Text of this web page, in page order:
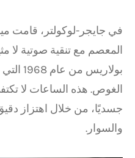
في جايجر-لوكولتر، قامت
المعصم مع تنقية صوتية لا
الغوص. هذه الساعات لا
جسديًا، من خلال اهتزاز
والسوار.